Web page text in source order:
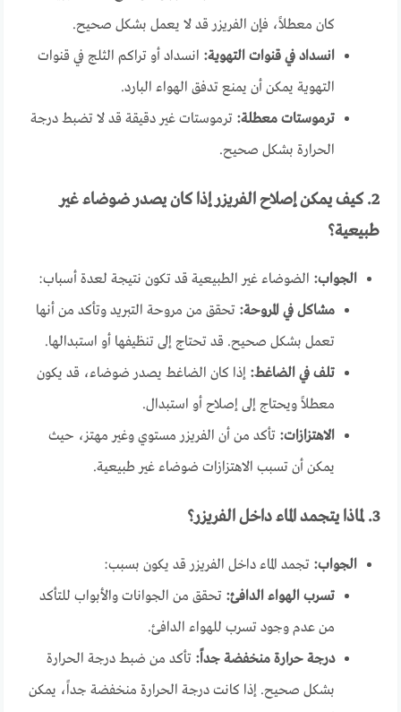
كان معطلاً، فإن الفريزر قد لا يعمل بشكل صحيح.
انسداد في قنوات التهوية: انسداد أو تراكم الثلج في قنوات
التهوية يمكن أن يمنع تدفق الهواء البارد.
ترموستات معطلة: ترموستات غير دقيقة قد لا تضبط درجة
الحرارة بشكل صحيح.
2. كيف يمكن إصلاح الفريزر إذا كان يصدر ضوضاء غير
طبيعية؟
الجواب: الضوضاء غير الطبيعية قد تكون نتيجة لعدة أسباب:
مشاكل في المروحة: تحقق من مروحة التبريد وتأكد من أنها
تعمل بشكل صحيح. قد تحتاج إلى تنظيفها أو استبدالها.
تلف في الضاغط: إذا كان الضاغط يصدر ضوضاء، قد يكون
معطلاً ويحتاج إلى إصلاح أو استبدال.
الاهتزازات: تأكد من أن الفريزر مستوي وغير مهتز، حيث
يمكن أن تسبب الاهتزازات ضوضاء غير طبيعية.
3. لماذا يتجمد الماء داخل الفريزر؟
الجواب: تجمد الماء داخل الفريزر قد يكون بسبب:
تسرب الهواء الدافئ: تحقق من الجوانات والأبواب للتأكد
من عدم وجود تسرب للهواء الدافئ.
درجة حرارة منخفضة جداً: تأكد من ضبط درجة الحرارة
بشكل صحيح. إذا كانت درجة الحرارة منخفضة جداً، يمكن